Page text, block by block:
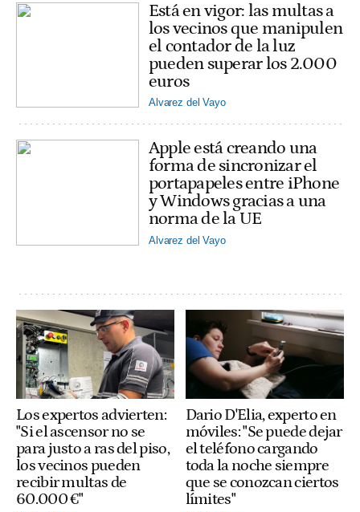
Está en vigor: las multas a
los vecinos que manipulen
el contador de la luz
pueden superar los 2.000
euros
Alvarez del Vayo
Apple está creando una
forma de sincronizar el
portapapeles entre iPhone
y Windows gracias a una
norma de la UE
Alvarez del Vayo
Los expertos advierten:
"Si el ascensor no se
para justo a ras del piso,
los vecinos pueden
recibir multas de
60.000 €"
Dario D'Elia, experto en
móviles: "Se puede dejar
el teléfono cargando
toda la noche siempre
que se conozcan ciertos
límites"